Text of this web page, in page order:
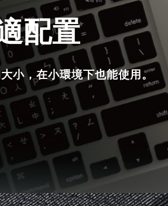
配置
小，在小環境下也能使用。